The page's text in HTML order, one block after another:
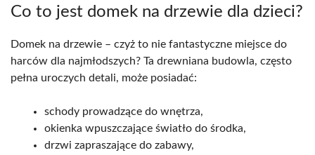
Co to jest domek na drzewie dla dzieci?
Domek na drzewie – czyż to nie fantastyczne miejsce do
harców dla najmłodszych? Ta drewniana budowla, często
pełna uroczych detali, może posiadać:
schody prowadzące do wnętrza,
okienka wpuszczające światło do środka,
drzwi zapraszające do zabawy,